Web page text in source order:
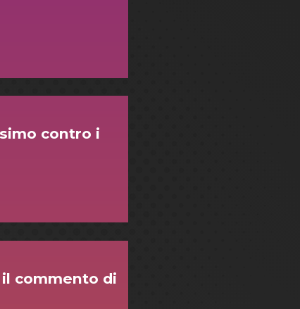
contro i
commento di